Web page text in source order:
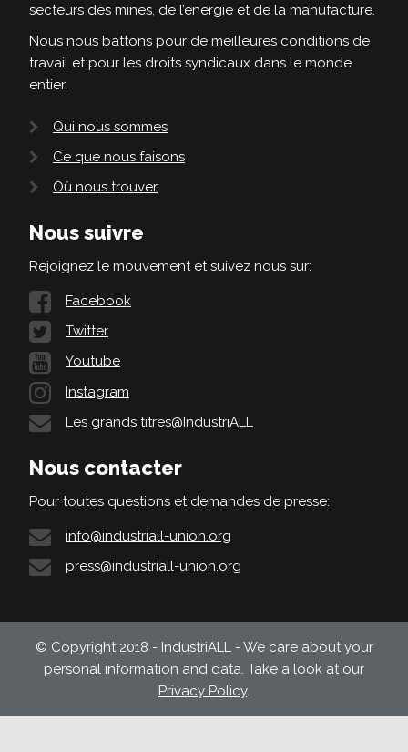
secteurs des mines, de l’énergie et de la manufacture.
Nous nous battons pour de meilleures conditions de
travail et pour les droits syndicaux dans le monde
entier.
Qui nous sommes
Ce que nous faisons
Où nous trouver
Nous suivre
Rejoignez le mouvement et suivez nous sur:
Facebook
Twitter
Youtube
Instagram
Les grands titres@IndustriALL
Nous contacter
Pour toutes questions et demandes de presse:
info@industriall-union.org
press@industriall-union.org
© Copyright 2018 - IndustriALL - We care about your
personal information and data. Take a look at our
Privacy Policy.